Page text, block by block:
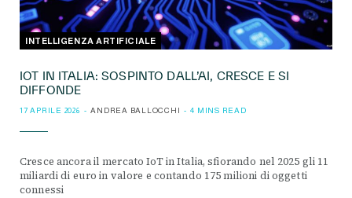
INTELLIGENZA ARTIFICIALE
IOT IN ITALIA: SOSPINTO DALL’AI, CRESCE E SI
DIFFONDE
17 APRILE 2026 ANDREA BALLOCCHI 4 MINS READ
Cresce ancora il mercato IoT in Italia, sfiorando nel 2025 gli 11
miliardi di euro in valore e contando 175 milioni di oggetti
connessi